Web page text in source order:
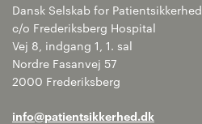
Dansk Selskab for Patientsikkerhed
c/o Frederiksberg Hospital
Vej 8, indgang 1, 1. sal
Nordre Fasanvej 57
2000 Frederiksberg
info@patientsikkerhed.dk